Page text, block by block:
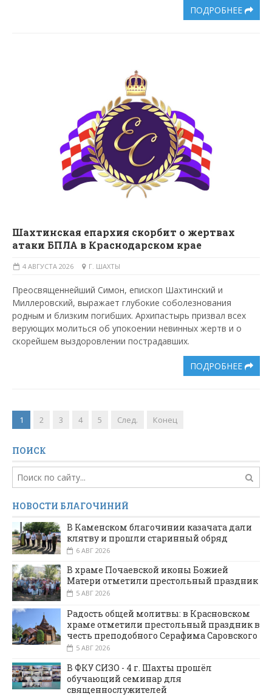
ПОДРОБНЕЕ
Шахтинская епархия скорбит о жертвах
атаки БПЛА в Краснодарском крае
4 АВГУСТА 2026 Г. ШАХТЫ
Преосвященнейший Симон, епископ Шахтинский и
Миллеровский, выражает глубокие соболезнования
родным и близким погибших. Архипастырь призвал всех
верующих молиться об упокоении невинных жертв и о
скорейшем выздоровлении пострадавших.
ПОДРОБНЕЕ
1 2 3 4 5 След. Конец
ПОИСК
НОВОСТИ БЛАГОЧИНИЙ
В Каменском благочинии казачата дали
клятву и прошли старинный обряд
6 АВГ 2026
В храме Почаевской иконы Божией
Матери отметили престольный праздник
5 АВГ 2026
Радость общей молитвы: в Красновском
храме отметили престольный праздник в
честь преподобного Серафима Саровского
5 АВГ 2026
В ФКУ СИЗО - 4 г. Шахты прошёл
обучающий семинар для
священнослужителей